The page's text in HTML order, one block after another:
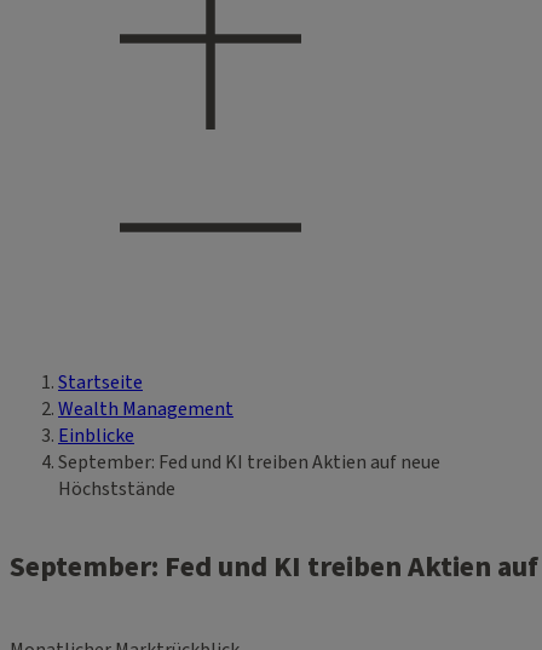
Sie sind hier
Startseite
Wealth Management
Einblicke
September: Fed und KI treiben Aktien auf neue
Höchststände
September: Fed und KI treiben Aktien